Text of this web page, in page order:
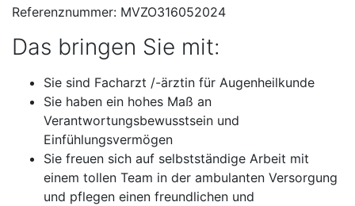
Referenznummer: MVZO316052024
Das bringen Sie mit:
Sie sind Facharzt /-ärztin für Augenheilkunde
Sie haben ein hohes Maß an
Verantwortungsbewusstsein und
Einfühlungsvermögen
Sie freuen sich auf selbstständige Arbeit mit
einem tollen Team in der ambulanten Versorgung
und pflegen einen freundlichen und